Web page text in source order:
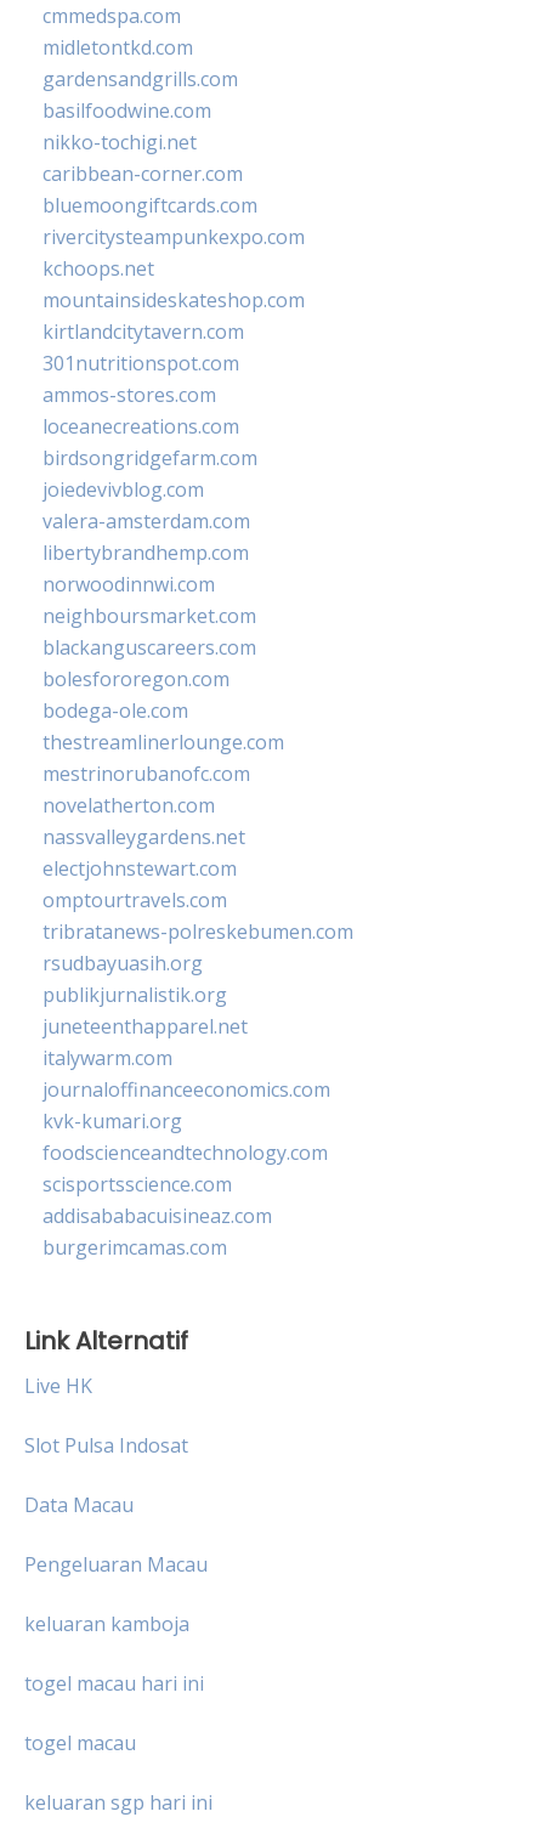
cmmedspa.com
midletontkd.com
gardensandgrills.com
basilfoodwine.com
nikko-tochigi.net
caribbean-corner.com
bluemoongiftcards.com
rivercitysteampunkexpo.com
kchoops.net
mountainsideskateshop.com
kirtlandcitytavern.com
301nutritionspot.com
ammos-stores.com
loceanecreations.com
birdsongridgefarm.com
joiedevivblog.com
valera-amsterdam.com
libertybrandhemp.com
norwoodinnwi.com
neighboursmarket.com
blackanguscareers.com
bolesfororegon.com
bodega-ole.com
thestreamlinerlounge.com
mestrinorubanofc.com
novelatherton.com
nassvalleygardens.net
electjohnstewart.com
omptourtravels.com
tribratanews-polreskebumen.com
rsudbayuasih.org
publikjurnalistik.org
juneteenthapparel.net
italywarm.com
journaloffinanceeconomics.com
kvk-kumari.org
foodscienceandtechnology.com
scisportsscience.com
addisababacuisineaz.com
burgerimcamas.com
Link Alternatif
Live HK
Slot Pulsa Indosat
Data Macau
Pengeluaran Macau
keluaran kamboja
togel macau hari ini
togel macau
keluaran sgp hari ini